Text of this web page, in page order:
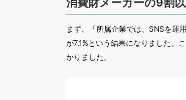
まず、「所属企業では、SNSを運
が7.1%という結果になりました。
かりました。